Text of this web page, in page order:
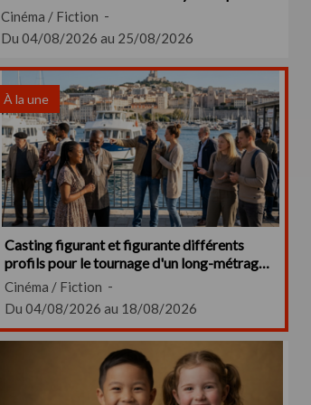
Cinéma / Fiction
Du 04/08/2026 au 25/08/2026
À la une
Casting figurant et figurante différents
profils pour le tournage d'un long-métrage
vers Marseille
Cinéma / Fiction
Du 04/08/2026 au 18/08/2026